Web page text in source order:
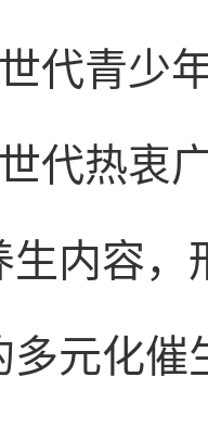
代青少
代热衷
生内容，
多元化